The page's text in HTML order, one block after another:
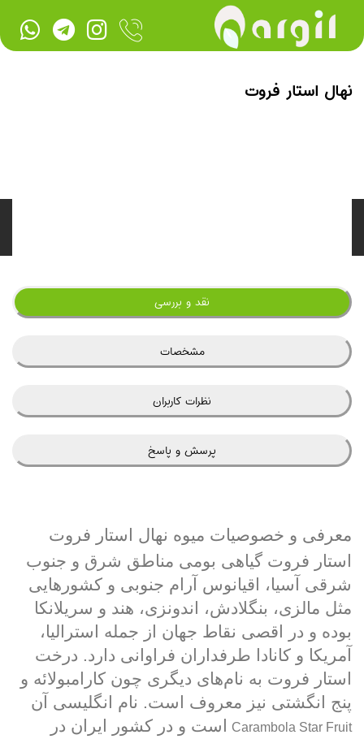
نهال استار فروت
نقد و بررسی
مشخصات
نظرات کاربران
پرسش و پاسخ
معرفی و خصوصیات میوه نهال استار فروت
استار فروت گیاهی بومی مناطق شرق و جنوب
شرقی آسیا، اقیانوس آرام جنوبی و کشورهایی
مثل مالزی، بنگلادش، اندونزی، هند و سریلانکا
بوده و در اقصی نقاط جهان از جمله استرالیا،
آمریکا و کانادا طرفداران فراوانی دارد. درخت
استار فروت به نام‌های دیگری چون کارامبولائه و
پنج انگشتی نیز معروف است. نام انگلیسی آن
Carambola Star Fruit
است و در کشور ایران در